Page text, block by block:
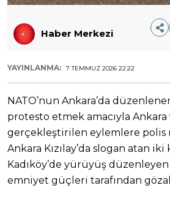
Haber Merkezi
YAYINLANMA: 7 TEMMUZ 2026 22:22
NATO’nun Ankara’da
protesto etmek amacıyla Ankara
gerçekleştirilen eylemlere polis
Ankara Kızılay’da slogan atan iki
Kadıköy’de yürüyüş
emniyet güçleri tarafından